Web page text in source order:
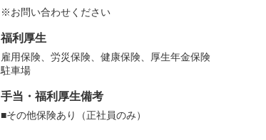
※お問い合わせください
福利厚生
雇用保険、労災保険、健康保険、厚生年金保険
駐車場
手当・福利厚生備考
■その他保険あり（正社員のみ）